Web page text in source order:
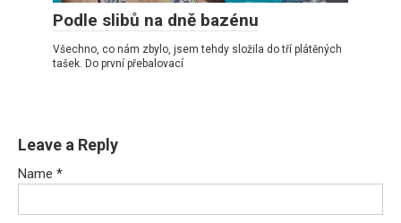
Podle slibů na dně bazénu
Všechno, co nám zbylo, jsem tehdy složila do tří plátěných
tašek. Do první přebalovací
Leave a Reply
Name *